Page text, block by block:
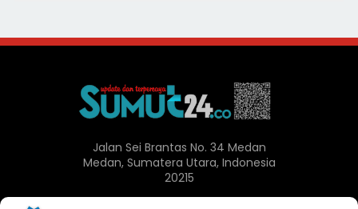
Jalan Sei Brantas No. 34 Medan
Medan, Sumatera Utara, Indonesia
20215